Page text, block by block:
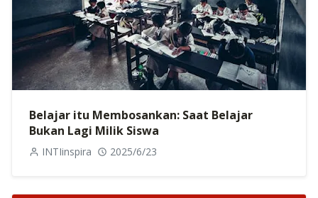
Belajar itu Membosankan: Saat Belajar
Bukan Lagi Milik Siswa
INTIinspira 2025/6/23